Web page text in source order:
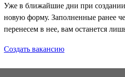
Уже в ближайшие дни при
новую форму. Заполненные ранее
перенесем в нее, вам останется
Создать вакансию